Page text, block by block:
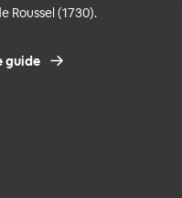
Roussel (1730).
guide